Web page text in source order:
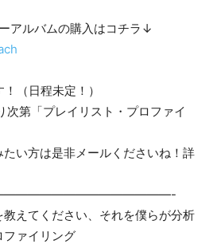
アルバムの購入はコチラ↓
（日程未定！）
次第「プレイリスト・プロファイ
い方は是非メールくださいね！詳
えてください、それを僕らが分析
ファイリング